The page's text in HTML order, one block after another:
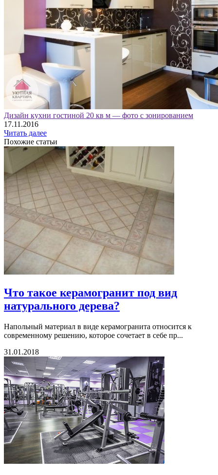
Дизайн кухни гостиной 20 кв м — фото с зонированием
17.11.2016
Читать далее
Похожие статьи
Что такое керамогранит под вид
натурального дерева?
Напольный материал в виде керамогранита относится к
современному решению, которое сочетает в себе пр...
31.01.2018